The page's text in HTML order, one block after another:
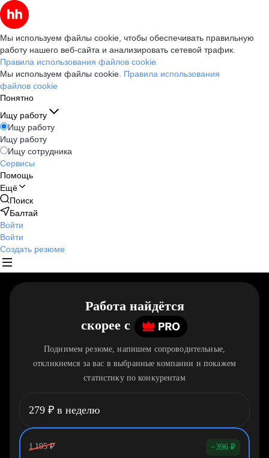
Мы используем файлы cookie, чтобы обеспечивать правильную
работу нашего веб-сайта и анализировать сетевой трафик.
Правила использования файлов cookie
Мы используем файлы cookie. Правила использования
файлов cookie
Понятно
Ищу работу
Ищу работу
Ищу работу
Ищу сотрудника
Сервисы
Помощь
Ещё
Поиск
Балтай
Войти
Войти
Создать резюме
Работа найдётся
скорее c
Поднимем резюме, напишем сопроводительные,
откликнемся за вас в выбранные компании и покажем
статистику по конкурентам
279 ₽ в неделю
1 195 ₽ −396 ₽